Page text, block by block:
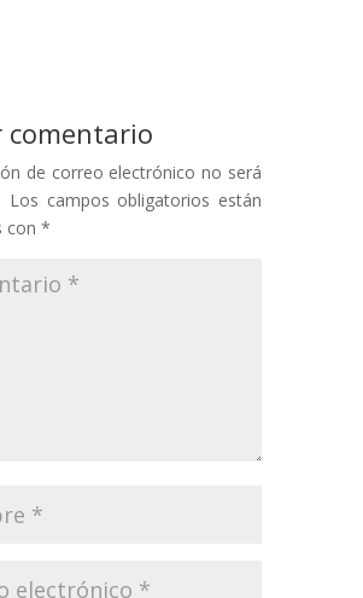
comentario
de correo electrónico no será
Los campos obligatorios están
con *